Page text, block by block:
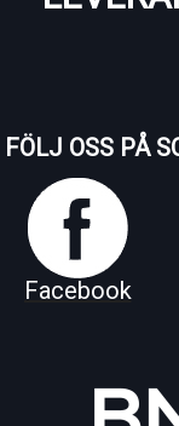
FÖLJ OSS PÅ
Facebook